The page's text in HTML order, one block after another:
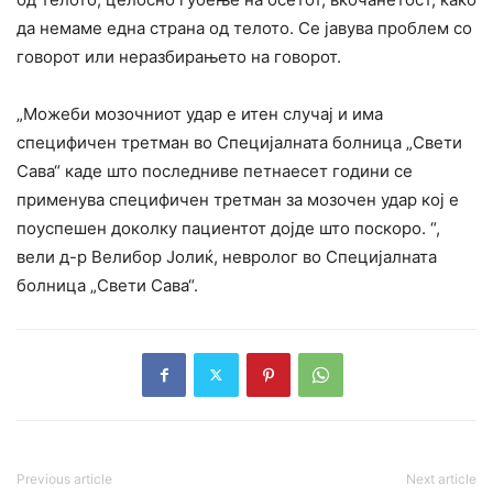
да немаме една страна од телото. Се јавува проблем со
говорот или неразбирањето на говорот.
„Можеби мозочниот удар е итен случај и има
специфичен третман во Специјалната болница „Свети
Сава“ каде што последниве петнаесет години се
применува специфичен третман за мозочен удар кој е
поуспешен доколку пациентот дојде што поскоро. “,
вели д-р Велибор Јолиќ, невролог во Специјалната
болница „Свети Сава“.
Previous article Next article